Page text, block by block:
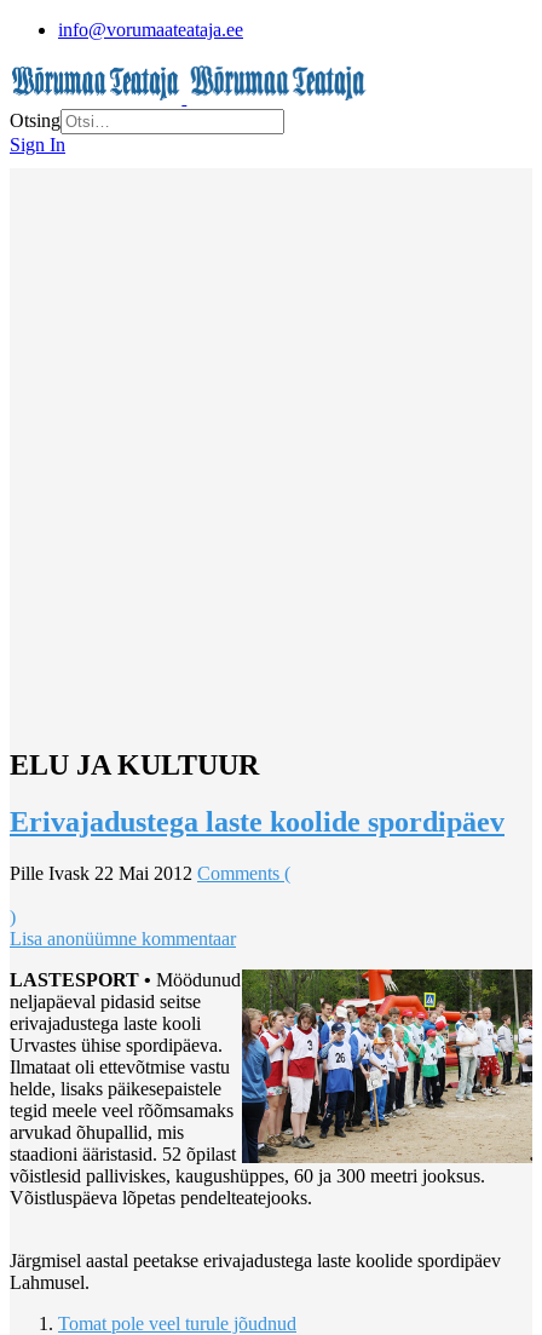
info@vorumaateataja.ee
Otsing
Sign In
ELU JA KULTUUR
Erivajadustega laste koolide spordipäev
Pille Ivask 22 Mai 2012 Comments (
)
Lisa anonüümne kommentaar
LASTESPORT • Möödunud
neljapäeval pidasid seitse
erivajadustega laste kooli
Urvastes ühise spordipäeva.
Ilmataat oli ettevõtmise vastu
helde, lisaks päikesepaistele
tegid meele veel rõõmsamaks
arvukad õhupallid, mis
staadioni ääristasid. 52 õpilast
võistlesid palliviskes, kaugushüppes, 60 ja 300 meetri jooksus.
Võistluspäeva lõpetas pendelteatejooks.
Järgmisel aastal peetakse erivajadustega laste koolide spordipäev
Lahmusel.
Tomat pole veel turule jõudnud